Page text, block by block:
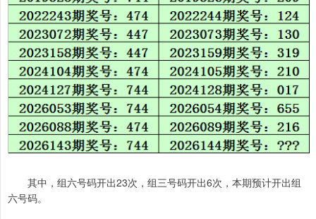
其中，组六号码开出23次，组三号码开出6次，本期预计开出组
六号码。